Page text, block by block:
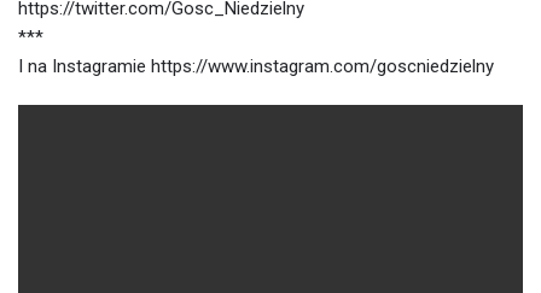
https://twitter.com/Gosc_Niedzielny
***
I na Instagramie https://www.instagram.com/goscniedzielny